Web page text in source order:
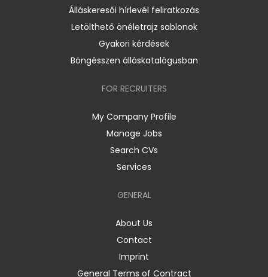
Álláskeresői hírlevél feliratkozás
Letölthető önéletrajz sablonok
Gyakori kérdések
Böngésszen álláskatalógusban
FOR RECRUITERS
My Company Profile
Manage Jobs
Search CVs
Services
GENERAL
About Us
Contact
Imprint
General Terms of Contract